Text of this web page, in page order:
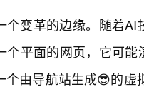
个变革的边缘。随着AI
个平面的网页，它可
个由导航站生成😎的